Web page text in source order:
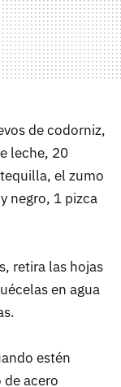
de codorniz,
leche, 20
el zumo
negro, 1 pizca
retira las hojas
en agua
estén
de acero